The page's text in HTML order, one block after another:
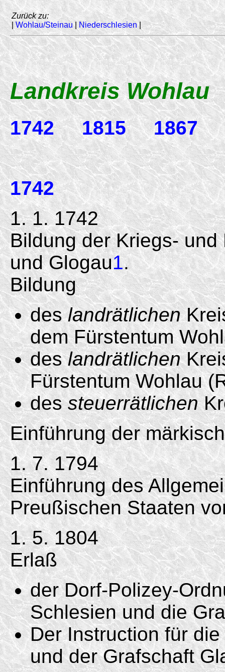
Zurück zu:
| Wohlau/Steinau| Niederschlesien|
Landkreis Wohlau
1742 1815 1867
1742
1. 1. 1742
Bildung der Kriegs-
und Glogau1.
Bildung
deslandrätlichen
dem Fürstentum
deslandrätlichen
Fürstentum Wohlau
dessteuerrätlichen
Einführung der
1. 7. 1794
Einführung des
Preußischen Staaten
1. 5. 1804
Erlaß
der Dorf-Polizey-
Schlesien und die
Der Instruction für
und der Grafschaft